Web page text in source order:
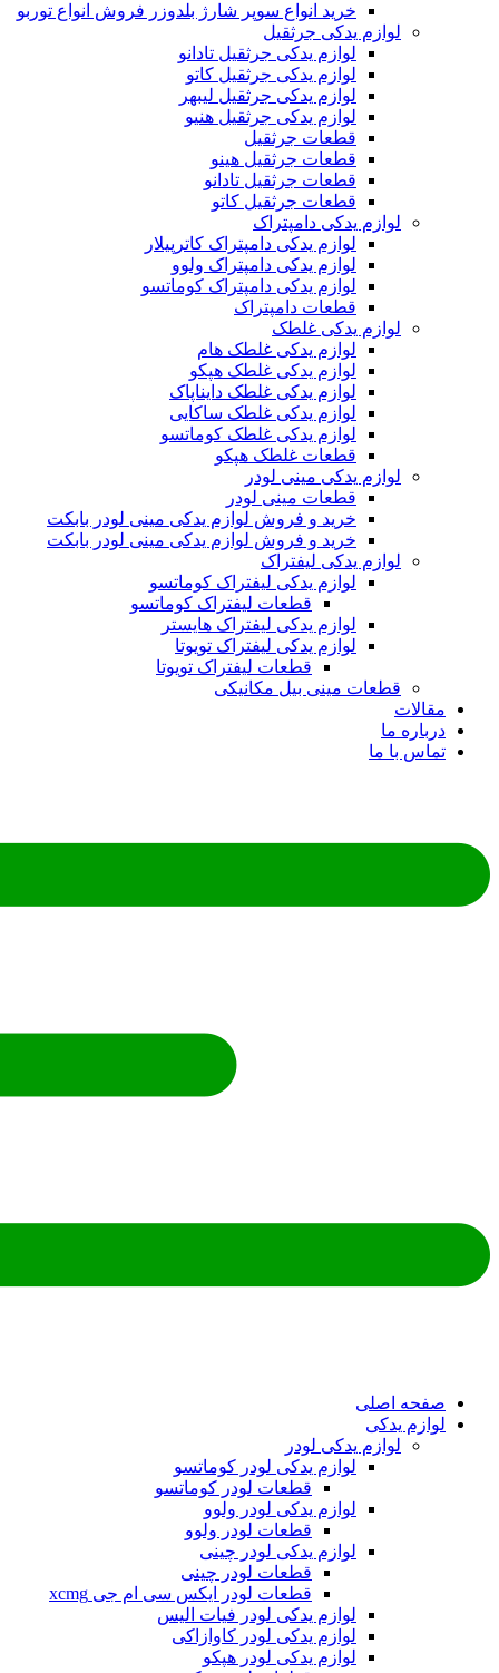
خرید انواع سوپر شارژ بلدوزر فروش انواع توربو
لوازم یدکی جرثقیل
لوازم یدکی جرثقیل تادانو
لوازم یدکی جرثقیل کاتو
لوازم یدکی جرثقیل لیبهر
لوازم یدکی جرثقیل هنیو
قطعات جرثقیل
قطعات جرثقیل هینو
قطعات جرثقیل تادانو
قطعات جرثقیل کاتو
لوازم یدکی دامپتراک
لوازم یدکی دامپتراک کاترپیلار
لوازم یدکی دامپتراک ولوو
لوازم یدکی دامپتراک کوماتسو
قطعات دامپتراک
لوازم یدکی غلطک
لوازم یدکی غلطک هام
لوازم یدکی غلطک هپکو
لوازم یدکی غلطک دایناپاک
لوازم یدکی غلطک ساکایی
لوازم یدکی غلطک کوماتسو
قطعات غلطک هپکو
لوازم یدکی مینی لودر
قطعات مینی لودر
خرید و فروش لوازم یدکی مینی لودر بابکت
خرید و فروش لوازم یدکی مینی لودر بابکت
لوازم یدکی لیفتراک
لوازم یدکی لیفتراک کوماتسو
قطعات لیفتراک کوماتسو
لوازم یدکی لیفتراک هایستر
لوازم یدکی لیفتراک تویوتا
قطعات لیفتراک تویوتا
قطعات مینی بیل مکانیکی
ما
با ما
اصلی
یدکی
لوازم یدکی لودر
لوازم یدکی لودر کوماتسو
قطعات لودر کوماتسو
لوازم یدکی لودر ولوو
قطعات لودر ولوو
لوازم یدکی لودر چینی
قطعات لودر چینی
قطعات لودر ایکس سی ام جی xcmg
لوازم یدکی لودر فیات الیس
لوازم یدکی لودر کاوازاکی
لوازم یدکی لودر هپکو